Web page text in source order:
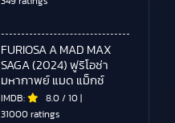
FURIOSA A MAD MAX
SAGA (2024) ฟูริโอซ่า
มหากาพย์ แมด แม็กซ์
IMDB: 8.0 / 10 |
31000 ratings